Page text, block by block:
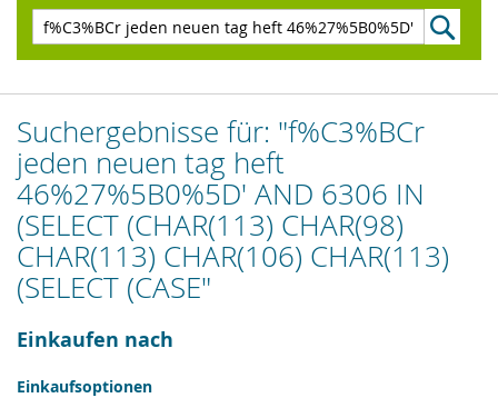
Suchen
Suchergebnisse für: "f%C3%BCr
jeden neuen tag heft
46%27%5B0%5D' AND 6306 IN
(SELECT (CHAR(113) CHAR(98)
CHAR(113) CHAR(106) CHAR(113)
(SELECT (CASE"
Einkaufen nach
Einkaufsoptionen